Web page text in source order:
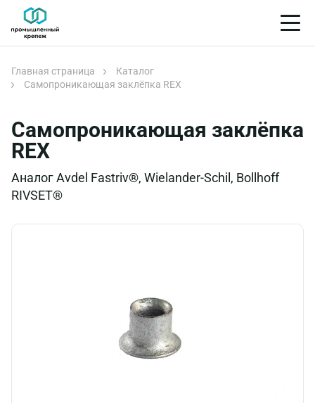
Главная страница
Каталог
Cамопроникающая заклёпка REX
Cамопроникающая заклёпка
REX
Аналог Avdel Fastriv®, Wielander-Schil, Bollhoff
RIVSET®